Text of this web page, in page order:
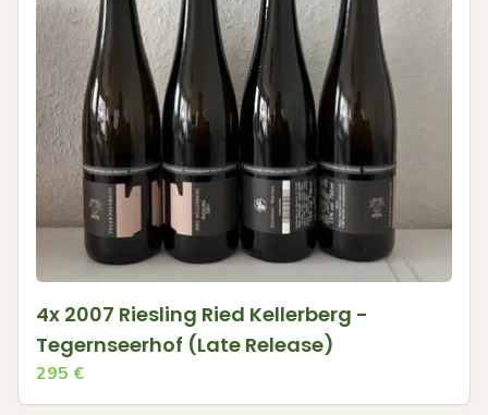
4x 2007 Riesling Ried Kellerberg -
Tegernseerhof (Late Release)
295 €